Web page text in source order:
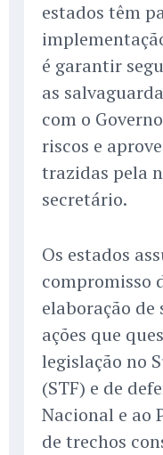
estados têm
é garantir
as
com o
riscos e
trazidas pela
secretário.
Os estados
compromisso
elaboração
ações que
legislação no
(STF) e de
Nacional e ao
de trechos